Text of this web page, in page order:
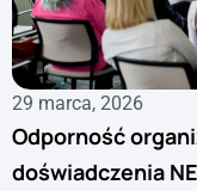
29 marca, 2026
Odporność
doświadczenia